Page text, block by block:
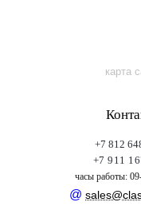
карта
+7 812
+7 911
часы работы:
@